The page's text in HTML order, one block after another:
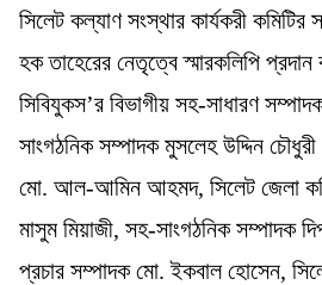
সিলেট কল্যাণ সংস্থার কার্যকরী
হক তাহেরের নেতৃত্বে স্মারকলিপি
সিবিযুকস’র বিভাগীয় সহ-সাধারণ
সাংগঠনিক সম্পাদক মুসলেহ উদ্দিন
মো. আল-আমিন আহমদ, সিলেট জেলা
মাসুম মিয়াজী, সহ-সাংগঠনিক সম্পাদক
প্রচার সম্পাদক মো. ইকবাল হোসেন,